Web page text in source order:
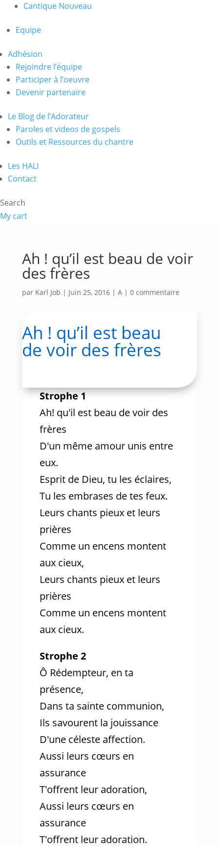
Cantique Nouveau
Equipe
Adhésion
Rejoindre l’équipe
Participer à l’oeuvre
Devenir partenaire
Le Blog de l’Adorateur
Paroles et videos de gospels
Outils et Ressources du chantre
Les HALI
Contact
Search
My cart
Ah ! qu’il est beau de voir
des frères
par Karl Job | Juin 25, 2016| A| 0 commentaire
Ah ! qu’il est beau
de voir des frères
Strophe 1
Ah! qu'il est beau de voir des
frères
D'un même amour unis entre
eux.
Esprit de Dieu, tu les éclaires,
Tu les embrases de tes feux.
Leurs chants pieux et leurs
prières
Comme un encens montent
aux cieux,
Leurs chants pieux et leurs
prières
Comme un encens montent
aux cieux.
Strophe 2
Ô Rédempteur, en ta
présence,
Dans ta sainte communion,
Ils savourent la jouissance
D'une céleste affection.
Aussi leurs cœurs en
assurance
T'offrent leur adoration,
Aussi leurs cœurs en
assurance
T'offrent leur adoration.